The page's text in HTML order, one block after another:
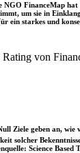
FinanceMap
um sie in
starkes und
von
geben an, wie
solcher
Science Based